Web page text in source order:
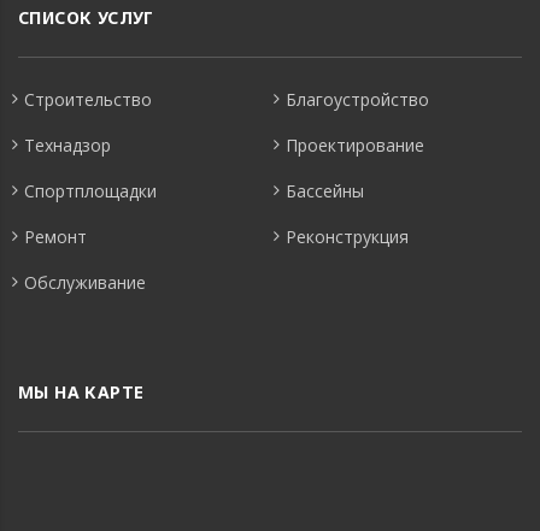
СПИСОК УСЛУГ
Строительство
Благоустройство
Технадзор
Проектирование
Спортплощадки
Бассейны
Ремонт
Реконструкция
Обслуживание
МЫ НА КАРТЕ